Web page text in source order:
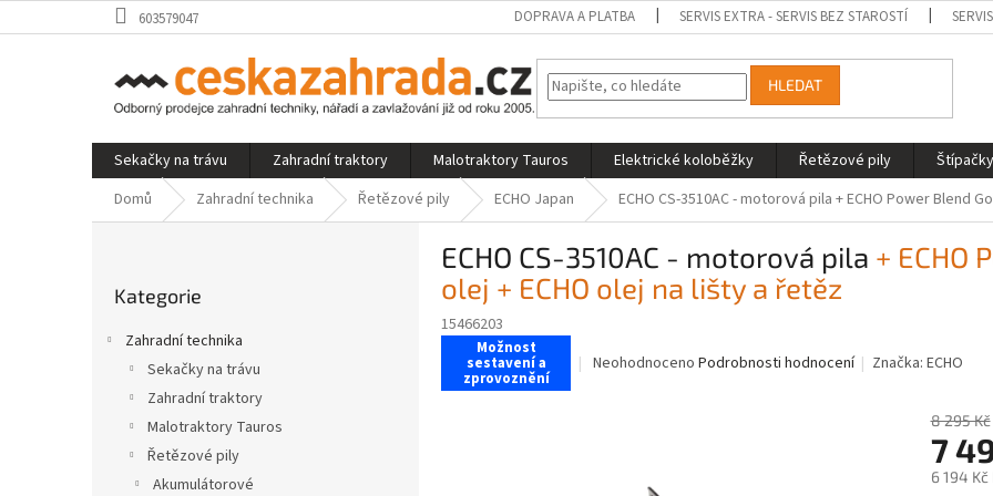
na
603579047 DOPRAVA A PLATBA SERVIS EXTRA - SERVIS BEZ STAROSTÍ
HLEDAT
Sekačky na trávu Zahradní traktory Malotraktory Tauros Elektrické koloběžky Řetězové pily
Domů
Zahradní technika Řetězové pily ECHO Japan ECHO CS-3510AC - motorová pila + ECHO Power Blend
kategorie
Kategorie
Zahradní technika
Sekačky na trávu
Zahradní traktory
Malotraktory Tauros
Řetězové pily
Akumulátorové
ECHO CS-3510AC - motorová pila + ECHO
olej + ECHO olej na lišty a řetěz
15466203
Možnost
sestavení a
zprovoznění
Průměrné
Neohodnoceno Podrobnosti hodnocení Značka:ECHO
8 295 Kč
7
6 194 Kč